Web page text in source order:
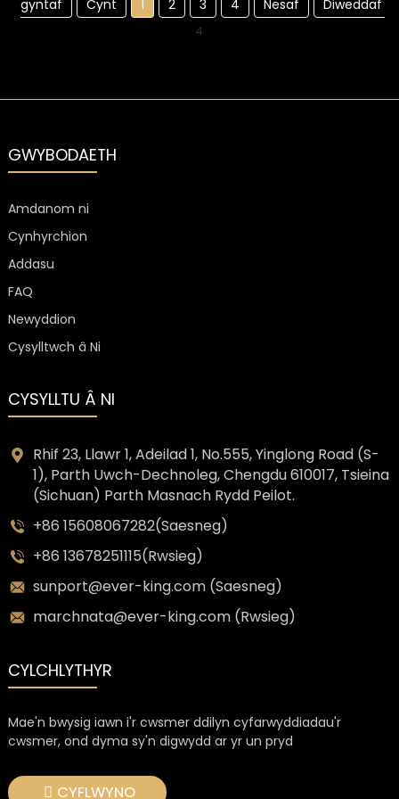
gyntaf
Cynt 1 2 3 4 Nesaf Diweddaf
4
GWYBODAETH
Amdanom ni
Cynhyrchion
Addasu
FAQ
Newyddion
Cysylltwch â Ni
CYSYLLTU Â NI
Rhif 23, Llawr 1, Adeilad 1, No.555, Yinglong Road (S-
1), Parth Uwch-Dechnoleg, Chengdu 610017, Tsieina
(Sichuan) Parth Masnach Rydd Peilot.
+86 15608067282(Saesneg)
+86 13678251115(Rwsieg)
sunport@ever-king.com (Saesneg)
marchnata@ever-king.com (Rwsieg)
CYLCHLYTHYR
Mae'n bwysig iawn i'r cwsmer ddilyn cyfarwyddiadau'r
cwsmer, ond dyma sy'n digwydd ar yr un pryd
CYFLWYNO